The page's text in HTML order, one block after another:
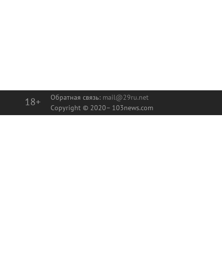
18+ Обратная связь: mail@29ru.net
Copyright © 2020– 103news.com